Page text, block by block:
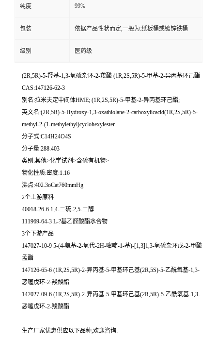
纯度 99%
包装 依据产品性状而定,一般为:纸板桶或镀锌铁桶
级别 医药级
(2R,5R)-5-羟基-1,3-氧硫杂环-2-羧酸 (1R,2S,5R)-5-甲基-2-异丙基环己酯
CAS:147126-62-3
别名:拉米夫定中间体HME; (1R,2S,5R)-5-甲基-2-异丙基环己酯;
英文名:(2R,5R)-5-Hydroxy-1,3-oxathiolane-2-carboxylicacid(1R,2S,5R)-5-
methyl-2-(1-methylethyl)cyclohexylester
分子式:C14H24O4S
分子量:288.403
类别:其他>化学试剂>含硫有机物>
物化性质:密度:1.16
沸点:402.3oCat760mmHg
2个上游原料
40018-26-6 1,4-二硫-2,5-二醇
111969-64-3 L-?基乙醛酸酯水合物
3个下游产品
147027-10-9 5-(4-氨基-2-氧代-2H-嘧啶-1-基)-[1,3]1,3-氧硫杂环戊-2-甲酸
孟酯
147126-65-6 (1R,2S,5R)-2-异丙基-5-甲基环己基(2R,5S)-5-乙酰氧基-1,3-
恶噻戊环-2-羧酸酯
147027-09-6 (1R,2S,5R)-2-异丙基-5-甲基环己基(2R,5R)-5-乙酰氧基-1,3-
恶噻戊环-2-羧酸酯
生产厂家优惠供应以下品种,欢迎咨询: